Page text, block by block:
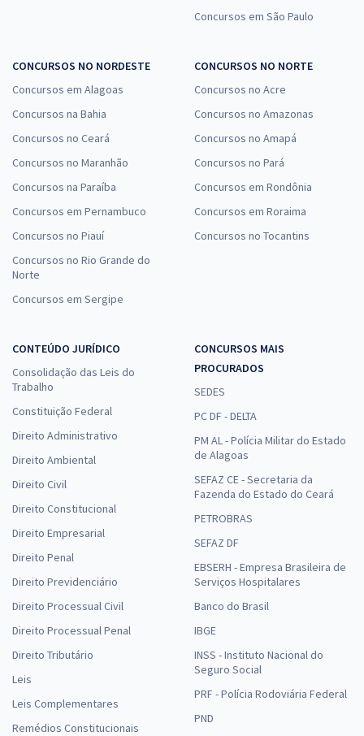
Concursos em São Paulo
CONCURSOS NO NORDESTE
Concursos em Alagoas
Concursos na Bahia
Concursos no Ceará
Concursos no Maranhão
Concursos na Paraíba
Concursos em Pernambuco
Concursos no Piauí
Concursos no Rio Grande do
Norte
Concursos em Sergipe
CONCURSOS NO NORTE
Concursos no Acre
Concursos no Amazonas
Concursos no Amapá
Concursos no Pará
Concursos em Rondônia
Concursos em Roraima
Concursos no Tocantins
CONTEÚDO JURÍDICO
Consolidação das Leis do
Trabalho
Constituição Federal
Direito Administrativo
Direito Ambiental
Direito Civil
Direito Constitucional
Direito Empresarial
Direito Penal
Direito Previdenciário
Direito Processual Civil
Direito Processual Penal
Direito Tributário
Leis
Leis Complementares
Remédios Constitucionais
CONCURSOS MAIS
PROCURADOS
SEDES
PC DF - DELTA
PM AL - Polícia Militar do Estado
de Alagoas
SEFAZ CE - Secretaria da
Fazenda do Estado do Ceará
PETROBRAS
SEFAZ DF
EBSERH - Empresa Brasileira de
Serviços Hospitalares
Banco do Brasil
IBGE
INSS - Instituto Nacional do
Seguro Social
PRF - Polícia Rodoviária Federal
PND